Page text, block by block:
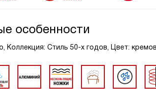
особенности
Коллекция: Стиль 50-х годов, Цвет: